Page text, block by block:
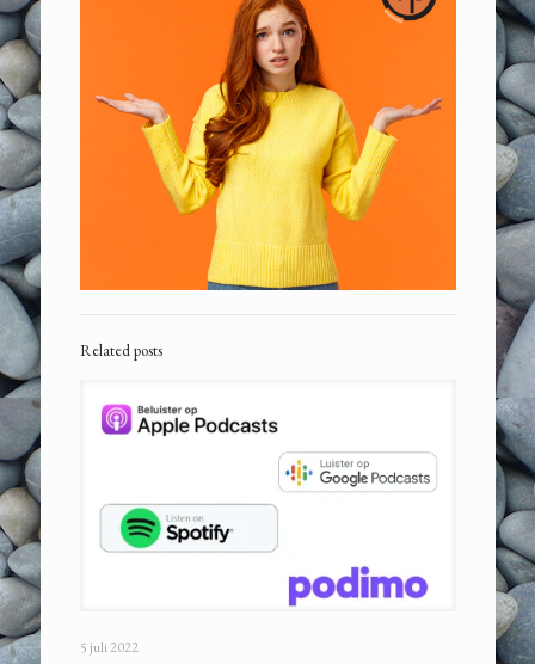
Related posts
5 juli 2022